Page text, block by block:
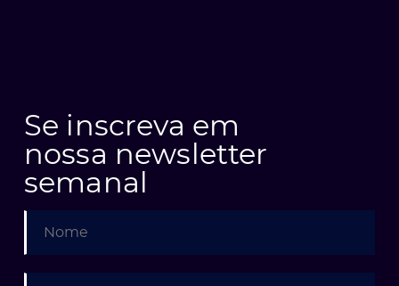
Se inscreva em
nossa newsletter
semanal